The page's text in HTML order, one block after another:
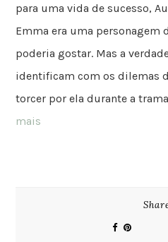
para uma vida de sucesso,
Emma era uma personagem
poderia gostar. Mas a
identificam com os dilemas
torcer por ela durante a
mais